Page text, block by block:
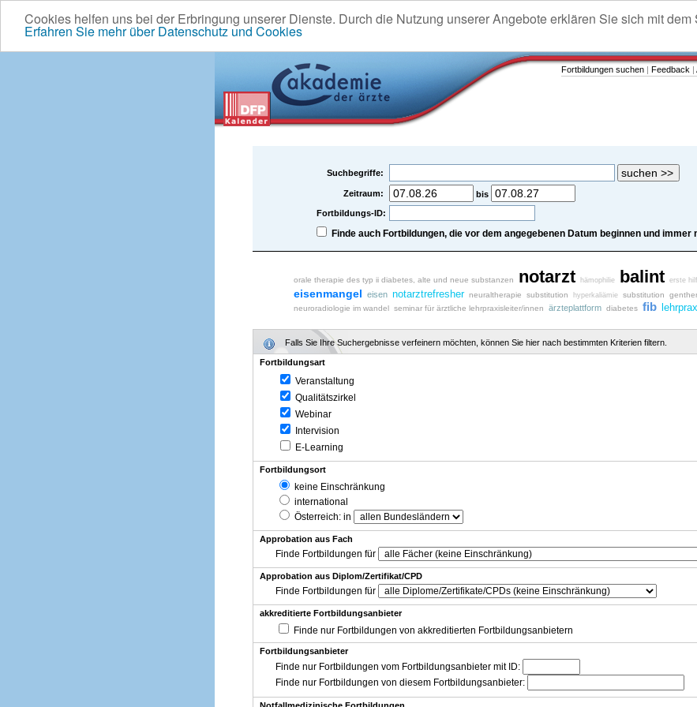
Cookies helfen uns bei der Erbringung unserer Dienste. Durch die Nutzung unserer Angebote erklären Sie sich mit
Erfahren Sie mehr über Datenschutz und Cookies
Fortbildungen suchen | Feedback |
Suchbegriffe:
Zeitraum:
bis
Fortbildungs-ID:
Finde auch Fortbildungen, die vor dem angegebenen Datum beginnen und immer
orale therapie des typ ii diabetes, alte und neue substanzen notarzt hämophilie balint erste
eisenmangel eisen notarztrefresher neuraltherapie substitution hyperkaliämie substitution
neuroradiologie im wandel seminar für ärztliche lehrpraxisleiter/innen ärzteplattform diabetes fib
Falls Sie Ihre Suchergebnisse verfeinern möchten, können Sie hier nach bestimmten Kriterien filtern.
Fortbildungsart
Veranstaltung
Qualitätszirkel
Webinar
Intervision
E-Learning
Fortbildungsort
keine Einschränkung
international
Österreich: in
Approbation aus Fach
Finde Fortbildungen für
Approbation aus Diplom/Zertifikat/CPD
Finde Fortbildungen für
akkreditierte Fortbildungsanbieter
Finde nur Fortbildungen von akkreditierten Fortbildungsanbietern
Fortbildungsanbieter
Finde nur Fortbildungen vom Fortbildungsanbieter mit ID:
Finde nur Fortbildungen von diesem Fortbildungsanbieter: